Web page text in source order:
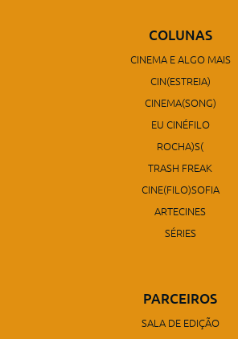
COLUNAS
CINEMA E ALGO MAIS
CIN(ESTREIA)
CINEMA(SONG)
EU CINÉFILO
ROCHA)S(
TRASH FREAK
CINE(FILO)SOFIA
ARTECINES
SÉRIES
PARCEIROS
SALA DE EDIÇÃO